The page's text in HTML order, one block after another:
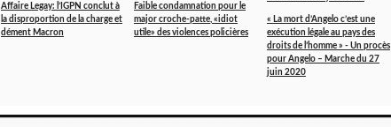
Affaire Legay: l’IGPN conclut à
la disproportion de la charge et
dément Macron
Faible condamnation pour le
major croche-patte, «idiot
utile» des violences policières
« La mort d’Angelo c’est une
exécution légale au pays des
droits de l’homme » - Un procès
pour Angelo – Marche du 27
juin 2020